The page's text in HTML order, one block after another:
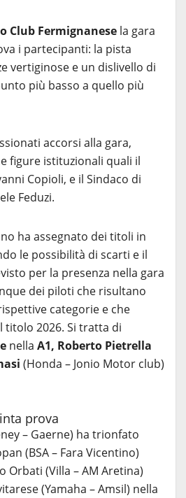
Club Fermignanese la gara
i partecipanti: la pista
vertiginose e un dislivello di
più basso a quello più
accorsi alla gara,
figure istituzionali quali il
Copioli, e il Sindaco di
Feduzi.
ha assegnato dei titoli in
le possibilità di scarti e il
per la presenza nella gara
dei piloti che risultano
categorie e che
2026. Si tratta di
nella A1, Roberto Pietrella
(Honda – Jonio Motor club)
prova
– Gaerne) ha trionfato
(BSA – Fara Vicentino)
Orbati (Villa – AM Aretina)
(Yamaha – Amsil) nella